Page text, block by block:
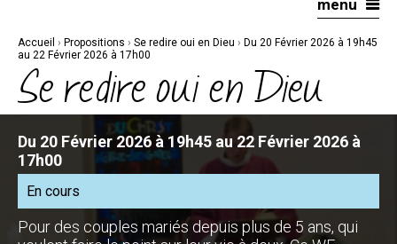
navigation
menu
Accueil › Propositions › Se redire oui en Dieu › Du 20 Février 2026 à 19h45
au 22 Février 2026 à 17h00
Se redire oui en Dieu
Du 20 Février 2026 à 19h45 au 22 Février 2026 à
17h00
En cours
Pour des couples mariés depuis plus de 5 ans, qui